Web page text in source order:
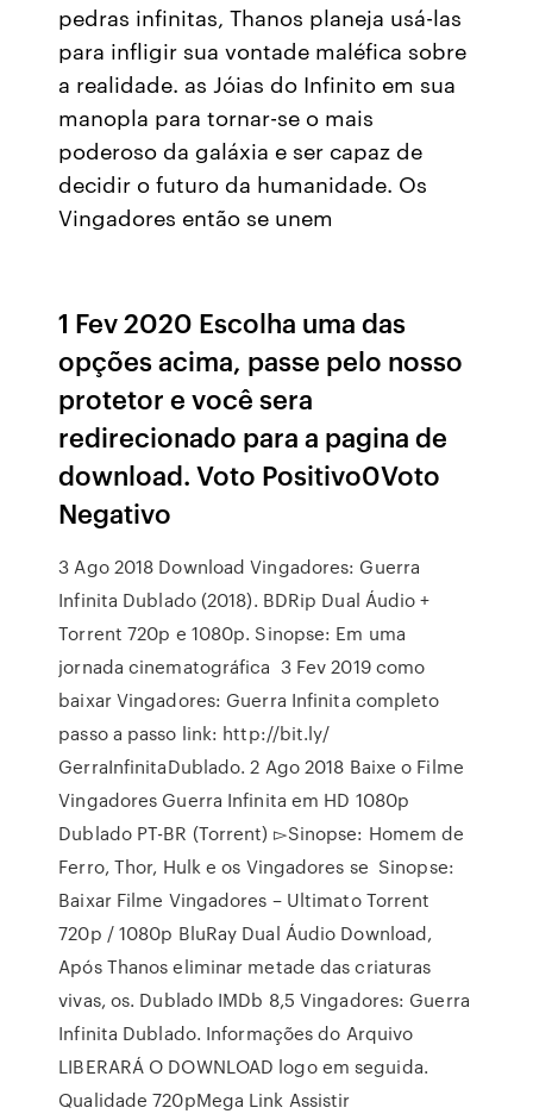
pedras infinitas, Thanos planeja usá-las
para infligir sua vontade maléfica sobre
a realidade. as Jóias do Infinito em sua
manopla para tornar-se o mais
poderoso da galáxia e ser capaz de
decidir o futuro da humanidade. Os
Vingadores então se unem
1 Fev 2020 Escolha uma das
opções acima, passe pelo nosso
protetor e você sera
redirecionado para a pagina de
download. Voto Positivo0Voto
Negativo
3 Ago 2018 Download Vingadores: Guerra
Infinita Dublado (2018). BDRip Dual Áudio +
Torrent 720p e 1080p. Sinopse: Em uma
jornada cinematográfica 3 Fev 2019 como
baixar Vingadores: Guerra Infinita completo
passo a passo link: http://bit.ly/
GerraInfinitaDublado. 2 Ago 2018 Baixe o Filme
Vingadores Guerra Infinita em HD 1080p
Dublado PT-BR (Torrent) ▻Sinopse: Homem de
Ferro, Thor, Hulk e os Vingadores se Sinopse:
Baixar Filme Vingadores – Ultimato Torrent
720p / 1080p BluRay Dual Áudio Download,
Após Thanos eliminar metade das criaturas
vivas, os. Dublado IMDb 8,5 Vingadores: Guerra
Infinita Dublado. Informações do Arquivo
LIBERARÁ O DOWNLOAD logo em seguida.
Qualidade 720pMega Link Assistir